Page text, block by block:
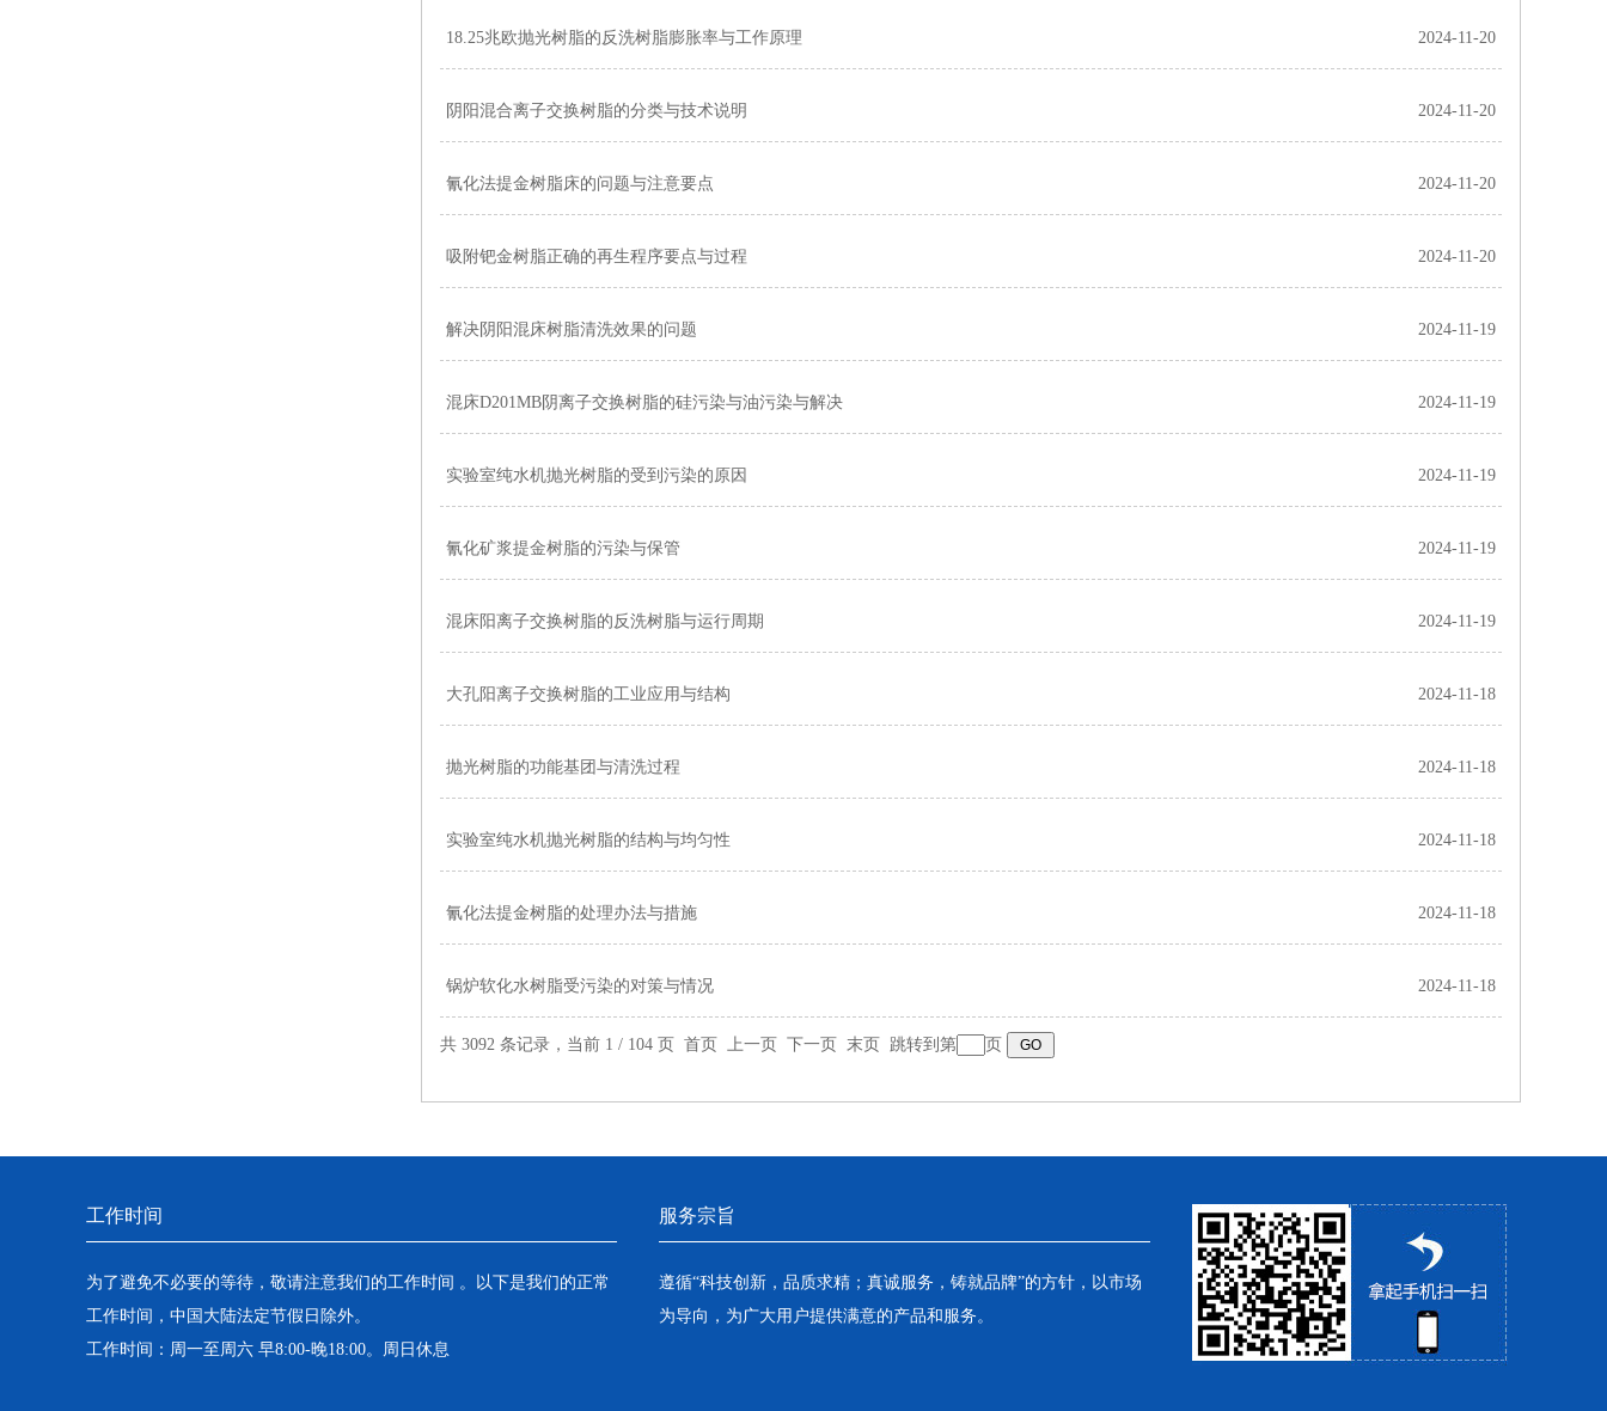
18.25兆欧抛光树脂的反洗树脂膨胀率与工作原理 2024-11-20
阴阳混合离子交换树脂的分类与技术说明 2024-11-20
氰化法提金树脂床的问题与注意要点 2024-11-20
吸附钯金树脂正确的再生程序要点与过程 2024-11-20
解决阴阳混床树脂清洗效果的问题 2024-11-19
混床D201MB阴离子交换树脂的硅污染与油污染与解决 2024-11-19
实验室纯水机抛光树脂的受到污染的原因 2024-11-19
氰化矿浆提金树脂的污染与保管 2024-11-19
混床阳离子交换树脂的反洗树脂与运行周期 2024-11-19
大孔阳离子交换树脂的工业应用与结构 2024-11-18
抛光树脂的功能基团与清洗过程 2024-11-18
实验室纯水机抛光树脂的结构与均匀性 2024-11-18
氰化法提金树脂的处理办法与措施 2024-11-18
锅炉软化水树脂受污染的对策与情况 2024-11-18
共 3092 条记录，当前 1 / 104 页 首页 上一页 下一页 末页 跳转到第 页
工作时间
为了避免不必要的等待，敬请注意我们的工作时间 。以下是我们的正常
工作时间，中国大陆法定节假日除外。
工作时间：周一至周六 早8:00-晚18:00。周日休息
服务宗旨
遵循“科技创新，品质求精；真诚服务，铸就品牌”的方针，以市场
为导向，为广大用户提供满意的产品和服务。